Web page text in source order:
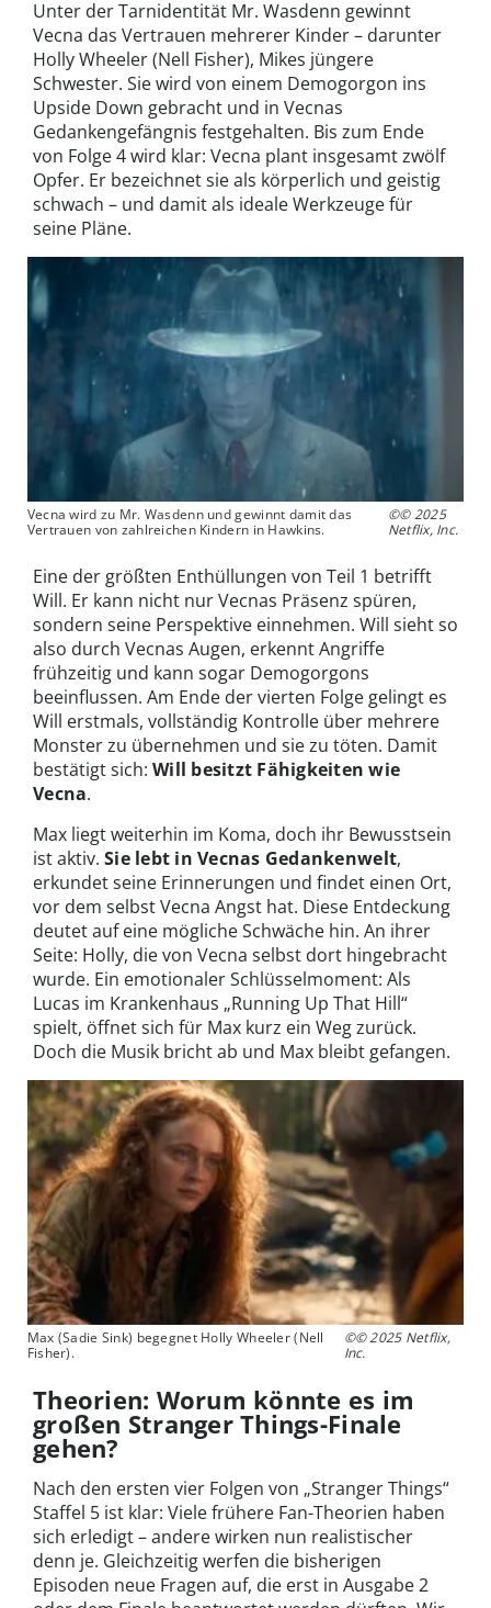
Unter der Tarnidentität Mr. Wasdenn gewinnt
Vecna das Vertrauen mehrerer Kinder – darunter
Holly Wheeler (Nell Fisher), Mikes jüngere
Schwester. Sie wird von einem Demogorgon ins
Upside Down gebracht und in Vecnas
Gedankengefängnis festgehalten. Bis zum Ende
von Folge 4 wird klar: Vecna plant insgesamt zwölf
Opfer. Er bezeichnet sie als körperlich und geistig
schwach – und damit als ideale Werkzeuge für
seine Pläne.
Vecna wird zu Mr. Wasdenn und gewinnt damit das
Vertrauen von zahlreichen Kindern in Hawkins.
©© 2025
Netflix, Inc.
Eine der größten Enthüllungen von Teil 1 betrifft
Will. Er kann nicht nur Vecnas Präsenz spüren,
sondern seine Perspektive einnehmen. Will sieht so
also durch Vecnas Augen, erkennt Angriffe
frühzeitig und kann sogar Demogorgons
beeinflussen. Am Ende der vierten Folge gelingt es
Will erstmals, vollständig Kontrolle über mehrere
Monster zu übernehmen und sie zu töten. Damit
bestätigt sich: Will besitzt Fähigkeiten wie
Vecna.
Max liegt weiterhin im Koma, doch ihr Bewusstsein
ist aktiv. Sie lebt in Vecnas Gedankenwelt,
erkundet seine Erinnerungen und findet einen Ort,
vor dem selbst Vecna Angst hat. Diese Entdeckung
deutet auf eine mögliche Schwäche hin. An ihrer
Seite: Holly, die von Vecna selbst dort hingebracht
wurde. Ein emotionaler Schlüsselmoment: Als
Lucas im Krankenhaus „Running Up That Hill“
spielt, öffnet sich für Max kurz ein Weg zurück.
Doch die Musik bricht ab und Max bleibt gefangen.
Max (Sadie Sink) begegnet Holly Wheeler (Nell
Fisher).
©© 2025 Netflix,
Inc.
Theorien: Worum könnte es im
großen Stranger Things-Finale
gehen?
Nach den ersten vier Folgen von „Stranger Things“
Staffel 5 ist klar: Viele frühere Fan-Theorien haben
sich erledigt – andere wirken nun realistischer
denn je. Gleichzeitig werfen die bisherigen
Episoden neue Fragen auf, die erst in Ausgabe 2